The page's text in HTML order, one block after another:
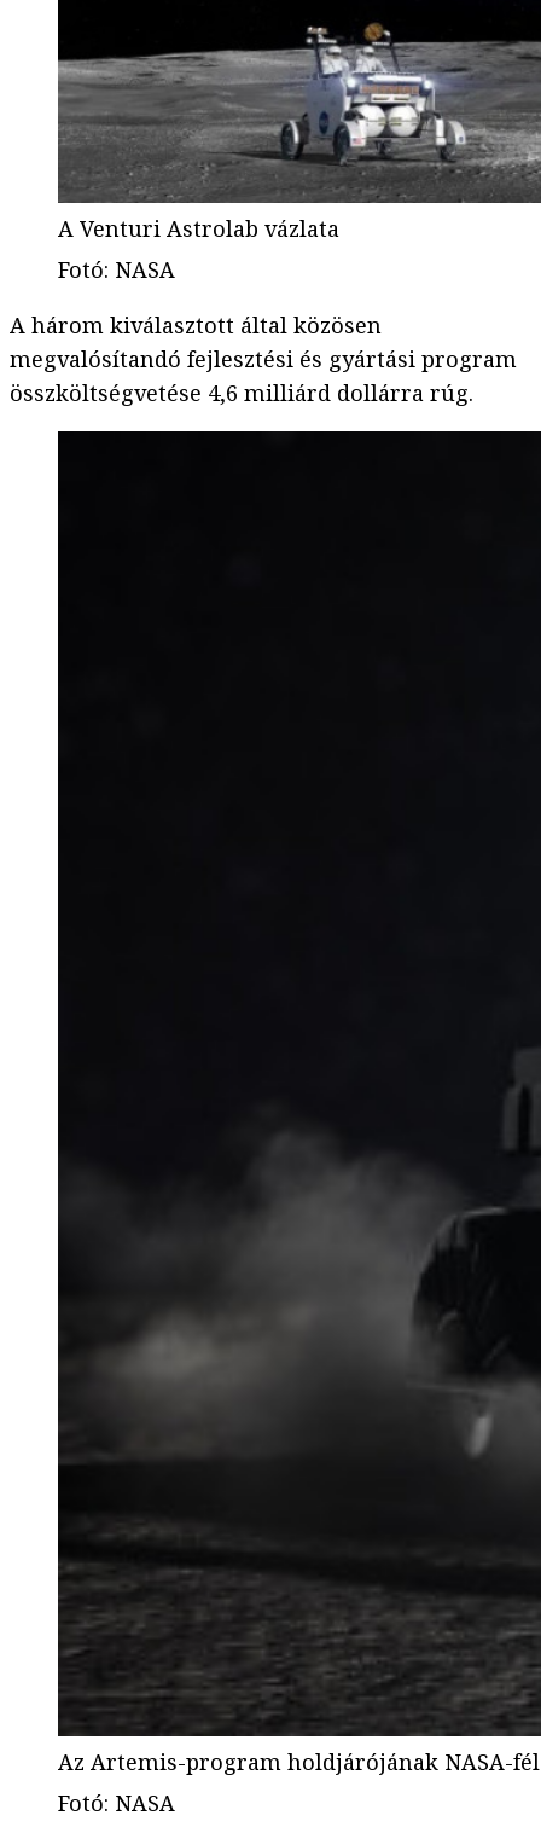
A Venturi Astrolab vázlata
Fotó: NASA
A három kiválasztott által közösen
megvalósítandó fejlesztési és gyártási program
összköltségvetése 4,6 milliárd dollárra rúg.
Az Artemis-program holdjárójának NASA-
Fotó: NASA